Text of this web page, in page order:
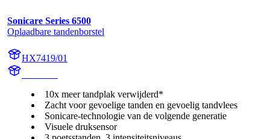
Sonicare Series 6500
Oplaadbare tandenborstel
HX7419/01
10x meer tandplak verwijderd*
Zacht voor gevoelige tanden en gevoelig tandvlees
Sonicare-technologie van de volgende generatie
Visuele druksensor